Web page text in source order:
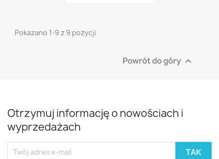
Pokazano 1-9 z 9 pozycji
Powrót do góry 
Otrzymuj informację o nowościach i
wyprzedażach